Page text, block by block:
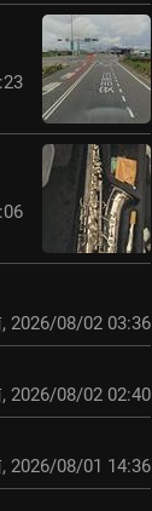
, 2026/08/02 03:36
, 2026/08/02 02:40
, 2026/08/01 14:36